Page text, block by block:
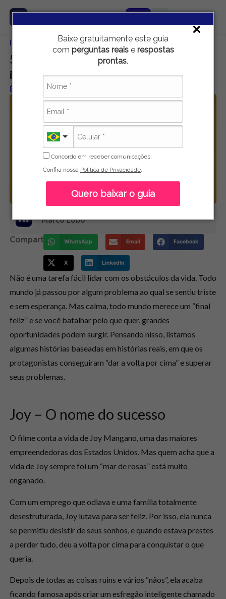
Baixe gratuitamente este guia
com perguntas reaise respostas
prontas.
Concordo em receber comunicações.
Confira nossa Política de Privacidade.
Quero baixar o guia
Início Educação 5 filmes de superação para você se inspirar
5 filmes de superação para você se
inspirar
Publicado em 16 de maio de 2021
Marco Lobo
Compartilhe: WhatsApp Email Facebook
X LinkedIn
Não é uma tarefa fácil lidar com os obstáculos da vida. Todo
mundo já passou por algum problema ao qual se sentiu triste
e sem esperança. Mas calma, todo mundo merece um “final
feliz” e se você batalhar pelo que quer, grandes
oportunidades podem surgir. Pensando nisso, listamos
algumas histórias baseadas em histórias reais, em que os
protagonistas conseguiram “dar a volta por cima” e superar
seus problemas.
Joy – O nome do sucesso
O filme conta a vida de Joy Mangano, uma das maiores
empreendedoras dos Estados Unidos. Mas quem acha que a
vida de Joy sempre foi um “mar de rosas” está muito
enganado.
Com um emprego que odiava e uma família totalmente
desestruturada, Joy lutava para ser feliz. Por isso, ela nunca
se permitiu desistir de seus sonhos, e quando estava prestes
a perder tudo, deu a volta por cima para conquistar o que
queria.
Depois de todas as coisas ruins e vários “nãos”, ela acaba
ficando famosa após criar um esfregão inteligente chamado